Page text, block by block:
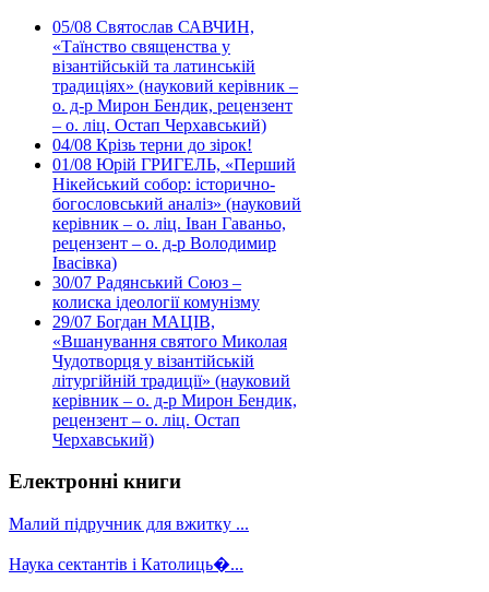
05/08 Святослав САВЧИН,
«Таїнство священства у
візантійській та латинській
традиціях» (науковий керівник –
о. д-р Мирон Бендик, рецензент
– о. ліц. Остап Черхавський)
04/08 Крізь терни до зірок!
01/08 Юрій ГРИГЕЛЬ, «Перший
Нікейський собор: історично-
богословський аналіз» (науковий
керівник – о. ліц. Іван Гаваньо,
рецензент – о. д-р Володимир
Івасівка)
30/07 Радянський Союз –
колиска ідеології комунізму
29/07 Богдан МАЦІВ,
«Вшанування святого Миколая
Чудотворця у візантійській
літургійній традиції» (науковий
керівник – о. д-р Мирон Бендик,
рецензент – о. ліц. Остап
Черхавський)
Електронні книги
Малий підручник для вжитку ...
Наука сектантів і Католиць�...